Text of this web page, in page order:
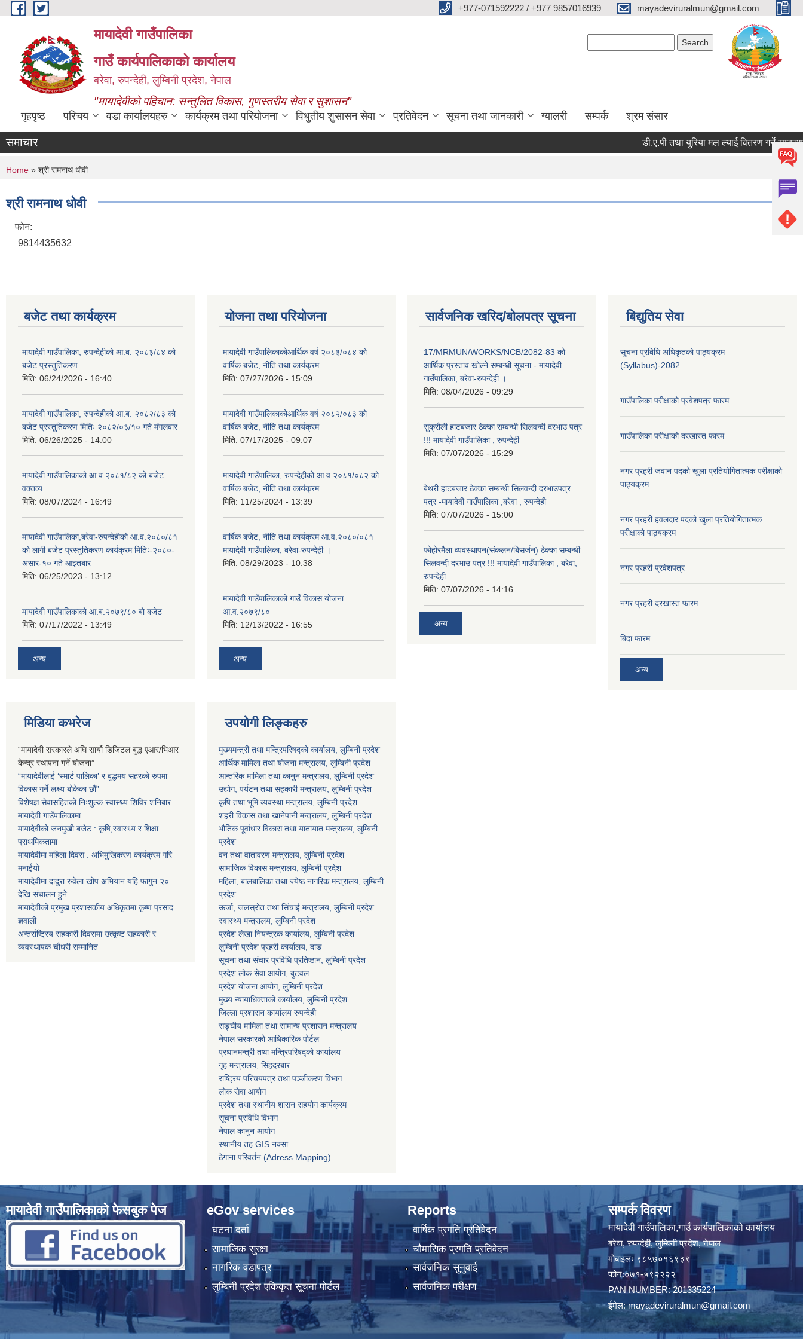
Skip to main content +977-071592222 / +977 9857016939 mayadeviruralmun@gmail.com
मायादेवी गाउँपालिका
गाउँ कार्यपालिकाको कार्यालय
बरेवा, रुपन्देही, लुम्बिनी प्रदेश, नेपाल
"मायादेवीको पहिचान: सन्तुलित विकास, गुणस्तरीय सेवा र सुशासन"
गृहपृष्ठ परिचय वडा कार्यालयहरु कार्यक्रम तथा परियोजना विधुतीय शुसासन सेवा प्रतिवेदन सूचना तथा जानकारी ग्यालरी सम्पर्क श्रम संसार
समाचार डी.ए.पी तथा युरिया मल ल्याई वितरण गर्ने सम्बन्धमा
You are here
Home » श्री रामनाथ धोवी
श्री रामनाथ धोवी
फोन:
9814435632
बजेट तथा कार्यक्रम
मायादेवी गाउँपालिका, रुपन्देहीको आ.ब. २०८३/८४ को
बजेट प्रस्तुतिकरण
मिति: 06/24/2026 - 16:40
मायादेवी गाउँपालिका, रुपन्देहीको आ.ब. २०८२/८३ को
बजेट प्रस्तुतिकरण मितिः २०८२/०३/१० गते मंगलबार
मिति: 06/26/2025 - 14:00
मायादेवी गाउँपालिकाको आ.व.२०८१/८२ को बजेट
वक्तव्य
मिति: 08/07/2024 - 16:49
मायादेवी गाउँपालिका,बरेवा-रुपन्देहीको आ.व.२०८०/८१
को लागी बजेट प्रस्तुतिकरण कार्यक्रम मितिः-२०८०-
असार-१० गते आइतबार
मिति: 06/25/2023 - 13:12
मायादेवी गाउँपालिकाको आ.ब.२०७९/८० बो बजेट
मिति: 07/17/2022 - 13:49
अन्य
योजना तथा परियोजना
मायादेवी गाउँपालिकाकोआर्थिक वर्ष २०८३/०८४ को
वार्षिक बजेट, नीति तथा कार्यक्रम
मिति: 07/27/2026 - 15:09
मायादेवी गाउँपालिकाकोआर्थिक वर्ष २०८२/०८३ को
वार्षिक बजेट, नीति तथा कार्यक्रम
मिति: 07/17/2025 - 09:07
मायादेवी गाउँपालिका, रुपन्देहीको आ.व.२०८१/०८२ को
वार्षिक बजेट, नीति तथा कार्यक्रम
मिति: 11/25/2024 - 13:39
वार्षिक बजेट, नीति तथा कार्यक्रम आ.व.२०८०/०८१
मायादेवी गाउँपालिका, बरेवा-रुपन्देही ।
मिति: 08/29/2023 - 10:38
मायादेवी गाउँपालिकाको गाउँ विकास योजना
आ.व.२०७९/८०
मिति: 12/13/2022 - 16:55
अन्य
सार्वजनिक खरिद/बोलपत्र सूचना
17/MRMUN/WORKS/NCB/2082-83 को
आर्थिक प्रस्ताव खोल्ने सम्बन्धी सूचना - मायादेवी
गाउँपालिका, बरेवा-रुपन्देही ।
मिति: 08/04/2026 - 09:29
सुक्रौली हाटबजार ठेक्का सम्बन्धी सिलवन्दी दरभाउ पत्र
!!! मायादेवी गाउँपालिका , रुपन्देही
मिति: 07/07/2026 - 15:29
बेथरी हाटबजार ठेक्का सम्बन्धी सिलवन्दी दरभाउपत्र
पत्र -मायादेवी गाउँपालिका ,बरेवा , रुपन्देही
मिति: 07/07/2026 - 15:00
फोहोरमैला व्यवस्थापन(संकलन/बिसर्जन) ठेक्का सम्बन्धी
सिलवन्दी दरभाउ पत्र !!! मायादेवी गाउँपालिका , बरेवा,
रुपन्देही
मिति: 07/07/2026 - 14:16
अन्य
बिद्युतिय सेवा
सूचना प्रबिधि अधिकृतको पाठ्यक्रम
(Syllabus)-2082
गाउँपालिका परीक्षाको प्रवेशपत्र फारम
गाउँपालिका परीक्षाको दरखास्त फारम
नगर प्रहरी जवान पदको खुला प्रतियोगितात्मक परीक्षाको
पाठ्यक्रम
नगर प्रहरी हवलदार पदको खुला प्रतियोगितात्मक
परीक्षाको पाठ्यक्रम
नगर प्रहरी प्रवेशपत्र
नगर प्रहरी दरखास्त फारम
बिदा फारम
अन्य
मिडिया कभरेज
“मायादेवी सरकारले अघि सार्यो डिजिटल बुद्ध एआर/भिआर
केन्द्र स्थापना गर्ने योजना”
“मायादेवीलाई ‘स्मार्ट पालिका’ र बुद्धमय सहरको रुपमा
विकास गर्ने लक्ष्य बोकेका छौं”
विशेषज्ञ सेवासहितको निःशुल्क स्वास्थ्य शिविर शनिबार
मायादेवी गाउँपालिकामा
मायादेवीको जनमुखी बजेट : कृषि,स्वास्थ्य र शिक्षा
प्राथमिकतामा
मायादेवीमा महिला दिवस : अभिमुखिकरण कार्यक्रम गरि
मनाईयो
मायादेवीमा दादुरा रुवेला खोप अभियान यहि फागुन २०
देखि संचालन हुने
मायादेवीको प्रमुख प्रशासकीय अधिकृतमा कृष्ण प्रसाद
ज्ञवाली
अन्तर्राष्ट्रिय सहकारी दिवसमा उत्कृष्ट सहकारी र
व्यवस्थापक चौधरी सम्मानित
उपयोगी लिङ्कहरु
मुख्यमन्त्री तथा मन्त्रिपरिषद्को कार्यालय, लुम्बिनी प्रदेश
आर्थिक मामिला तथा योजना मन्त्रालय, लुम्बिनी प्रदेश
आन्तरिक मामिला तथा कानुन मन्त्रालय, लुम्बिनी प्रदेश
उद्योग, पर्यटन तथा सहकारी मन्त्रालय, लुम्बिनी प्रदेश
कृषि तथा भूमि व्यवस्था मन्त्रालय, लुम्बिनी प्रदेश
शहरी विकास तथा खानेपानी मन्त्रालय, लुम्बिनी प्रदेश
भौतिक पूर्वाधार विकास तथा यातायात मन्त्रालय, लुम्बिनी
प्रदेश
वन तथा वातावरण मन्त्रालय, लुम्बिनी प्रदेश
सामाजिक विकास मन्त्रालय, लुम्बिनी प्रदेश
महिला, बालबालिका तथा ज्येष्ठ नागरिक मन्त्रालय, लुम्बिनी
प्रदेश
ऊर्जा, जलस्रोत तथा सिंचाई मन्त्रालय, लुम्बिनी प्रदेश
स्वास्थ्य मन्त्रालय, लुम्बिनी प्रदेश
प्रदेश लेखा नियन्त्रक कार्यालय, लुम्बिनी प्रदेश
लुम्बिनी प्रदेश प्रहरी कार्यालय, दाङ
सूचना तथा संचार प्रविधि प्रतिष्ठान, लुम्बिनी प्रदेश
प्रदेश लोक सेवा आयोग, बुटवल
प्रदेश योजना आयोग, लुम्बिनी प्रदेश
मुख्य न्यायाधिक्ताको कार्यालय, लुम्बिनी प्रदेश
जिल्ला प्रशासन कार्यालय रुपन्देही
सङ्घीय मामिला तथा सामान्य प्रशासन मन्त्रालय
नेपाल सरकारको आधिकारिक पोर्टल
प्रधानमन्त्री तथा मन्त्रिपरिषद्को कार्यालय
गृह मन्त्रालय, सिंहदरबार
राष्ट्रिय परिचयपत्र तथा पञ्जीकरण विभाग
लोक सेवा आयोग
प्रदेश तथा स्थानीय शासन सहयोग कार्यक्रम
सूचना प्रविधि विभाग
नेपाल कानुन आयोग
स्थानीय तह GIS नक्सा
ठेगाना परिवर्तन (Adress Mapping)
मायादेवी गाउँपालिकाको फेसबुक पेज eGov services
घटना दर्ता
सामाजिक सुरक्षा
नागरिक वडापत्र
लुम्बिनी प्रदेश एकिकृत सूचना पोर्टल
Reports
वार्षिक प्रगति प्रतिवेदन
चौमासिक प्रगति प्रतिवेदन
सार्वजनिक सुनुवाई
सार्वजनिक परीक्षण
सम्पर्क विवरण
मायादेवी गाउँपालिका,गाउँ कार्यपालिकाको कार्यालय
बरेवा, रुपन्देही, लुम्बिनी प्रदेश, नेपाल
मोबाइलः ९८५७०१६९३९
फोन:०७१-५९२२२२
PAN NUMBER: 201335224
ईमेल: mayadeviruralmun@gmail.com